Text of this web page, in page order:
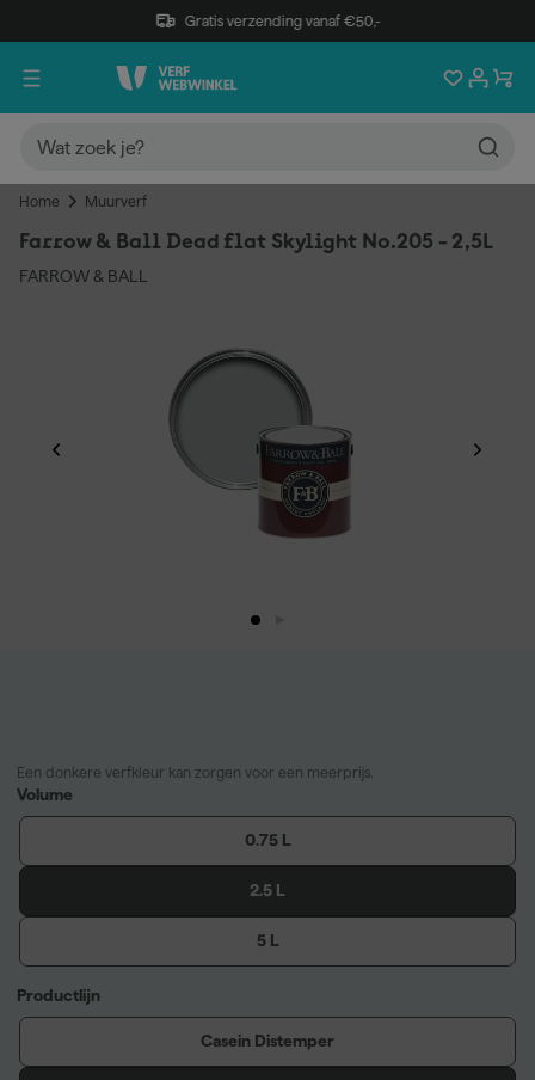
Gratis verzending vanaf €50,-
Home Muurverf
Farrow & Ball Dead flat Skylight No.205 - 2,5L
FARROW & BALL
Een donkere verfkleur kan zorgen voor een meerprijs.
Volume
0.75 L
2.5 L
5 L
Productlijn
Casein Distemper